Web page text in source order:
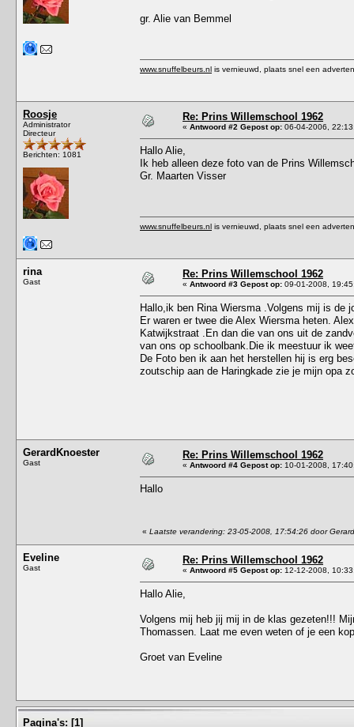
gr. Alie van Bemmel
www.snuffelbeurs.nl is vernieuwd, plaats snel een
Roosje
Administrator
Directeur
Berichten: 1081
Re: Prins Willemschool 1962
« Antwoord #2 Gepost op: 06-04-2006,
Hallo Alie,
Ik heb alleen deze foto van de Prins
Gr. Maarten Visser
www.snuffelbeurs.nl is vernieuwd, plaats snel een
rina
Gast
Re: Prins Willemschool 1962
« Antwoord #3 Gepost op: 09-01-2008,
Hallo,ik ben Rina Wiersma .Volgens mij is de
Er waren er twee die Alex Wiersma heten.
Katwijkstraat .En dan die van ons uit de
van ons op schoolbank.Die ik meestuur ik
De Foto ben ik aan het herstellen hij is erg
zoutschip aan de Haringkade zie je mijn opa
GerardKnoester
Gast
Re: Prins Willemschool 1962
« Antwoord #4 Gepost op: 10-01-2008,
Hallo
« Laatste verandering: 23-05-2008, 17:54:26 door
Eveline
Gast
Re: Prins Willemschool 1962
« Antwoord #5 Gepost op: 12-12-2008,
Hallo Alie,
Volgens mij heb jij mij in de klas gezeten!!!
Thomassen. Laat me even weten of je een
Groet van Eveline
Pagina's: [1]